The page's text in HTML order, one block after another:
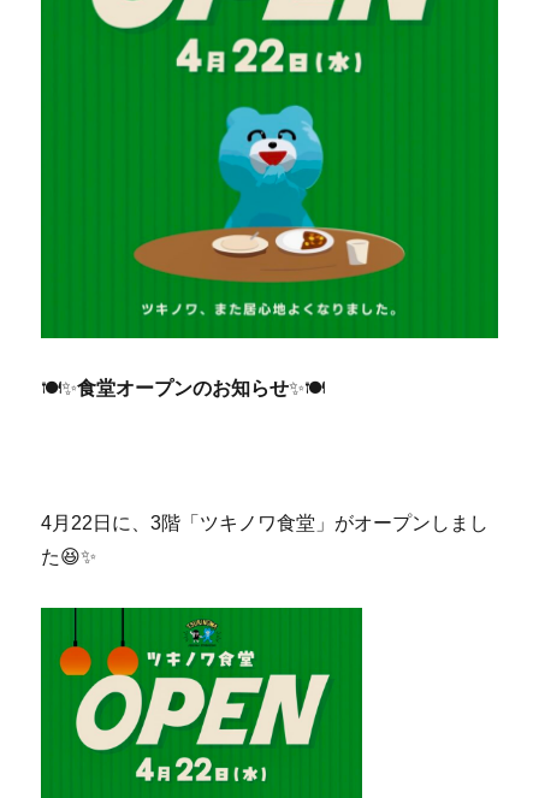
🍽️✨食堂オープンのお知らせ✨🍽️
4月22日に、3階「ツキノワ食堂」がオープンしまし
た😆✨